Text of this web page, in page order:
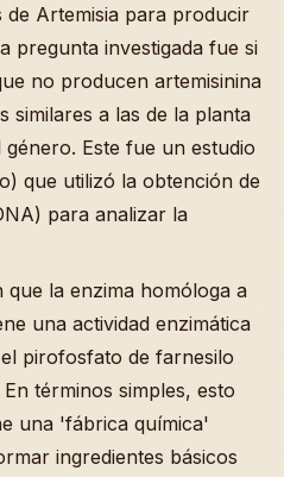
de Artemisia para producir
pregunta investigada fue si
no producen artemisinina
similares a las de la planta
Este fue un estudio
que utilizó la obtención de
para analizar la
la enzima homóloga a
una actividad enzimática
pirofosfato de farnesilo
términos simples, esto
una 'fábrica química'
ingredientes básicos